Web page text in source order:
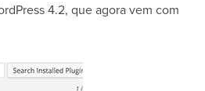
4.2, que agora vem com